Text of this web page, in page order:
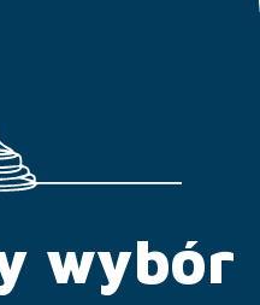
wybór